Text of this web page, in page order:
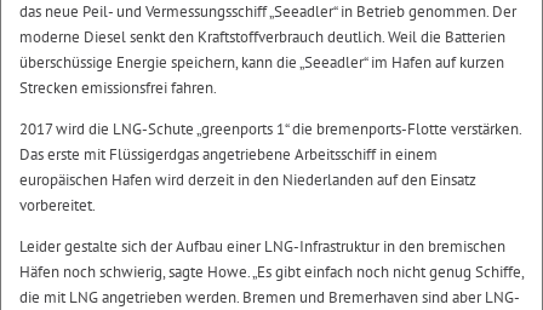
das neue Peil- und Vermessungsschiff „Seeadler“ in Betrieb genommen. Der
moderne Diesel senkt den Kraftstoffverbrauch deutlich. Weil die Batterien
überschüssige Energie speichern, kann die „Seeadler“ im Hafen auf kurzen
Strecken emissionsfrei fahren.
2017 wird die LNG-Schute „greenports 1“ die bremenports-Flotte verstärken.
Das erste mit Flüssigerdgas angetriebene Arbeitsschiff in einem
europäischen Hafen wird derzeit in den Niederlanden auf den Einsatz
vorbereitet.
Leider gestalte sich der Aufbau einer LNG-Infrastruktur in den bremischen
Häfen noch schwierig, sagte Howe. „Es gibt einfach noch nicht genug Schiffe,
die mit LNG angetrieben werden. Bremen und Bremerhaven sind aber LNG-